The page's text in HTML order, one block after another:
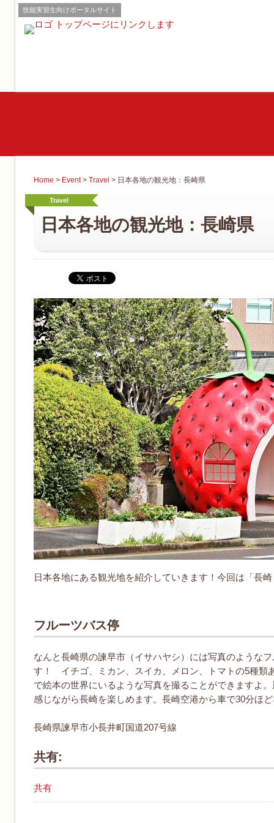
技能実習生向けポータルサイト
Home > Event> Travel > 日本各地の観光地：長崎県
Travel
日本各地の観光地：長崎県
日本各地にある観光地を紹介していきます！今回は「長
フルーツバス停
なんと長崎県の諫早市（イサハヤシ）には写真のような
す！ イチゴ、ミカン、スイカ、メロン、トマトの5種類
で絵本の世界にいるような写真を撮ることができますよ
感じながら長崎を楽しめます。長崎空港から車で30分ほ
長崎県諫早市小長井町国道207号線
共有:
共有